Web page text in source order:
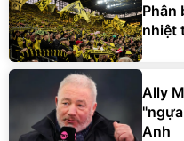
Phân
nhiệt
Ally
Anh